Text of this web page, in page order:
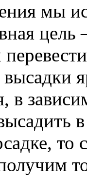
мы
цель
в
то